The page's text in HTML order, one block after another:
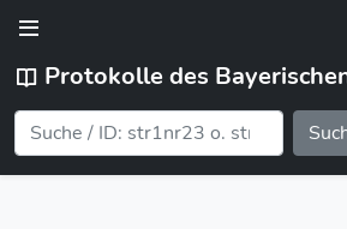
Protokolle des